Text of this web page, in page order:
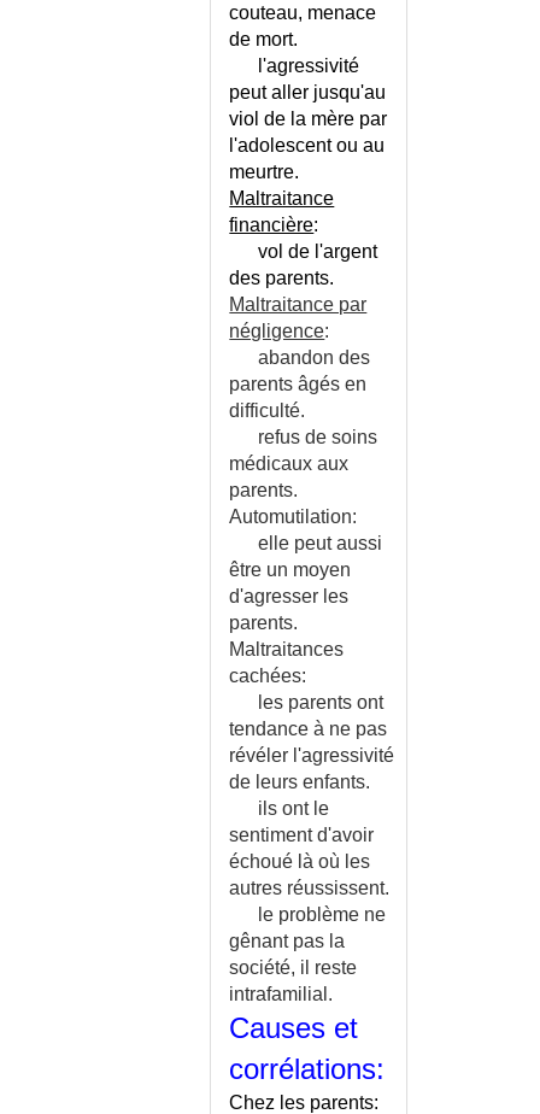
MEDICAMENTS D'URGENCE -
MEDICAMENTS DES MALADIES
MEDICAMENTS EN GASTRO-
MEDICAMENTS EN NEURO-
MEDICAMENTS EN ORL
MEDICAMENTS EN PEDIATRIE
MEDICAMENTS EN URO-
MEDICAMENTS ESSENTIELS -
ANESTHESIE GENERALE
MEDICAMENTS ET RAMADAN
MEGACOLON TOXIQUE
couteau, menace
de mort.
l'agressivité
peut aller jusqu'au
viol de la mère par
l'adolescent ou au
meurtre.
Maltraitance
financière:
vol de l'argent
des parents.
Maltraitance par
négligence:
abandon des
parents âgés en
difficulté.
refus de soins
médicaux aux
parents.
Automutilation:
elle peut aussi
être un moyen
d'agresser les
parents.
Maltraitances
cachées:
les parents ont
tendance à ne pas
révéler l'agressivité
de leurs enfants.
ils ont le
sentiment d'avoir
échoué là où les
autres réussissent.
le problème ne
gênant pas la
société, il reste
intrafamilial.
Causes et
corrélations:
Chez les parents: